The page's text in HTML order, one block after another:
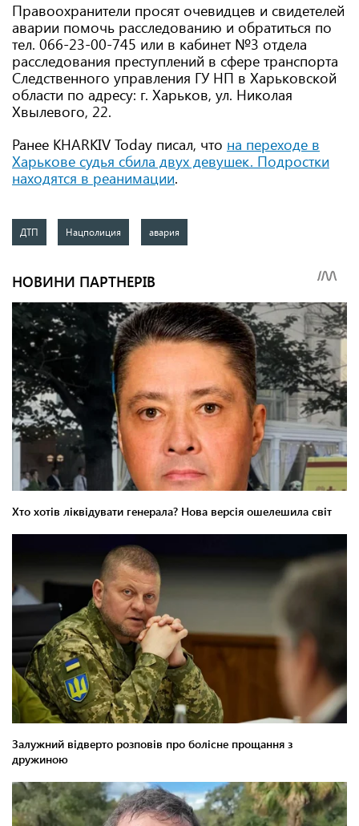
Правоохранители просят очевидцев и свидетелей
аварии помочь расследованию и обратиться по
тел. 066-23-00-745 или в кабинет №3 отдела
расследования преступлений в сфере транспорта
Следственного управления ГУ НП в Харьковской
области по адресу: г. Харьков, ул. Николая
Хвылевого, 22.
Ранее KHARKIV Today писал, что на переходе в
Харькове судья сбила двух девушек. Подростки
находятся в реанимации.
ДТП Нацполиция авария